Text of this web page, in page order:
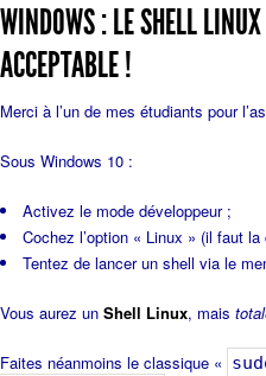
WINDOWS : LE SHELL
ACCEPTABLE !
Merci à l’un de mes étudiants pour
Sous Windows 10 :
Activez le mode développeur ;
Cochez l’option « Linux » (il faut la
Tentez de lancer un shell via le
Vous aurez un Shell Linux, mais
Faites néanmoins le classique «